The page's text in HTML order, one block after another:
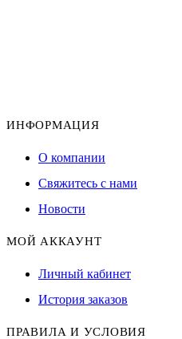
ИНФОРМАЦИЯ
О компании
Свяжитесь с нами
Новости
МОЙ АККАУНТ
Личный кабинет
История заказов
ПРАВИЛА И УСЛОВИЯ